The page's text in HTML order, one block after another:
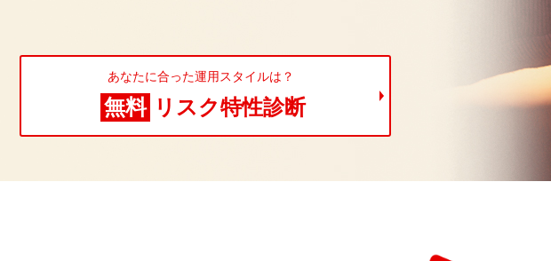
あなたに合った運用スタイルは？
無料 リスク特性診断